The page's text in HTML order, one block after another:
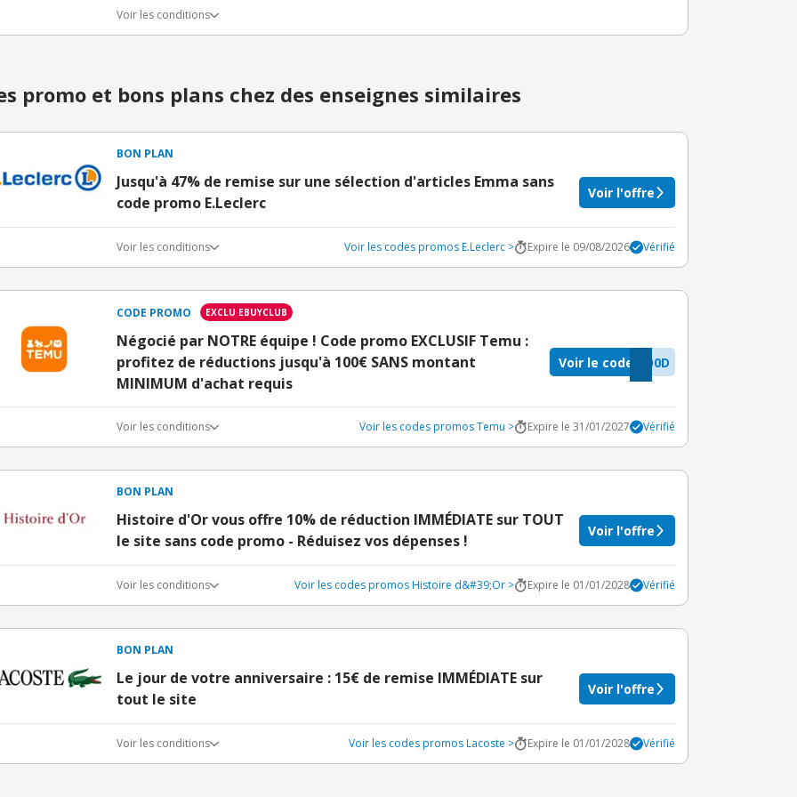
Voir les conditions
promo et bons plans chez des enseignes similaires
BON PLAN
Jusqu'à 47% de remise sur une sélection d'articles Emma sans
code promo E.Leclerc
Voir l'offre
Voir les conditions Voir les codes promos E.Leclerc > Expire le 09/08/2026 Vérifié
CODE PROMO EXCLU EBUYCLUB
Négocié par NOTRE équipe ! Code promo EXCLUSIF Temu :
profitez de réductions jusqu'à 100€ SANS montant
MINIMUM d'achat requis
O0D
Voir le code
Voir les conditions Voir les codes promos Temu > Expire le 31/01/2027 Vérifié
BON PLAN
Histoire d'Or vous offre 10% de réduction IMMÉDIATE sur TOUT
le site sans code promo - Réduisez vos dépenses !
Voir l'offre
Voir les conditions Voir les codes promos Histoire d&#39;Or > Expire le 01/01/2028 Vérifié
BON PLAN
Le jour de votre anniversaire : 15€ de remise IMMÉDIATE sur
tout le site
Voir l'offre
Voir les conditions Voir les codes promos Lacoste > Expire le 01/01/2028 Vérifié